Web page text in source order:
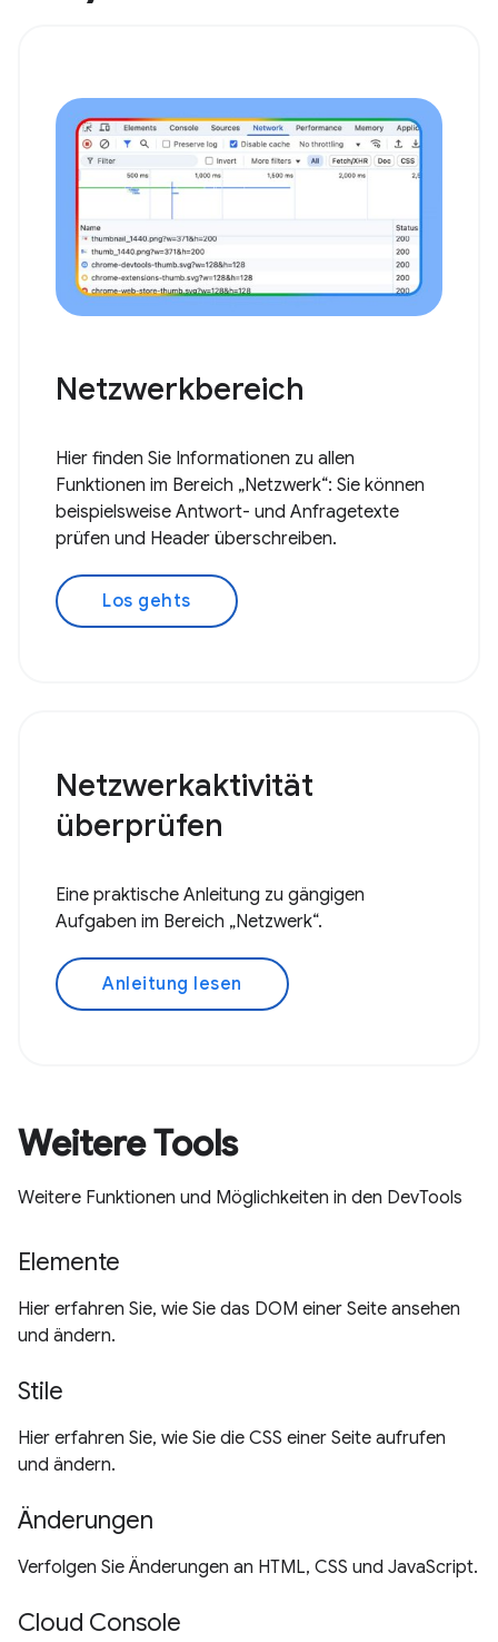
Netzwerkbereich
Hier finden Sie Informationen zu allen
Funktionen im Bereich „Netzwerk“: Sie können
beispielsweise Antwort- und Anfragetexte
prüfen und Header überschreiben.
Los gehts
Netzwerkaktivität
überprüfen
Eine praktische Anleitung zu gängigen
Aufgaben im Bereich „Netzwerk“.
Anleitung lesen
Weitere Tools
Weitere Funktionen und Möglichkeiten in den DevTools
Elemente
Hier erfahren Sie, wie Sie das DOM einer Seite ansehen
und ändern.
Stile
Hier erfahren Sie, wie Sie die CSS einer Seite aufrufen
und ändern.
Änderungen
Verfolgen Sie Änderungen an HTML, CSS und JavaScript.
Cloud Console